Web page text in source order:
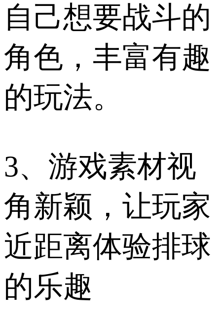
自己想要战斗的
角色，丰富有趣
的玩法。
3、游戏素材视
角新颖，让玩家
近距离体验排球
的乐趣